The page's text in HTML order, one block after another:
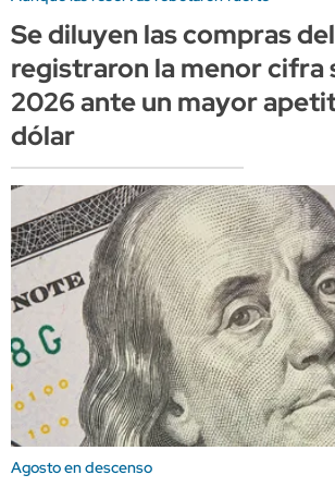
Se diluyen las compras
registraron la menor cifra
2026 ante un mayor
dólar
Agosto en descenso